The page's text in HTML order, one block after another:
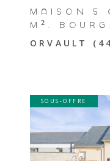
MAISON 5
M²,
ORVAULT
SOUS-OFFRE